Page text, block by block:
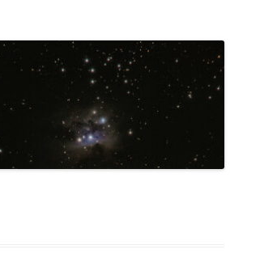
KIDS HAIKU WEDSTRIJD